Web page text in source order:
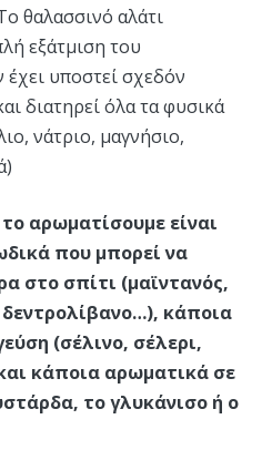
θαλασσινό αλάτι
εξάτμιση του
υποστεί σχεδόν
διατηρεί όλα τα φυσικά
νάτριο, μαγνήσιο,
αρωματίσουμε είναι
που μπορεί να
στο σπίτι (μαϊντανός,
κάποια
(σέλινο, σέλερι,
κάποια αρωματικά σε
το γλυκάνισο ή ο